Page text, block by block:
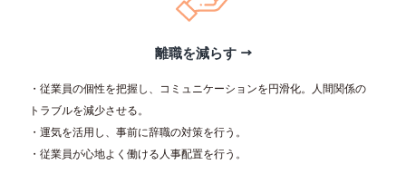
離職を減らす
・従業員の個性を把握し、コミュニケーションを円滑化。人間関係の
トラブルを減少させる。
・運気を活用し、事前に辞職の対策を行う。
・従業員が心地よく働ける人事配置を行う。